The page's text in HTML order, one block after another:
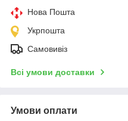
Нова Пошта
Укрпошта
Самовивіз
Всі умови доставки
Умови оплати